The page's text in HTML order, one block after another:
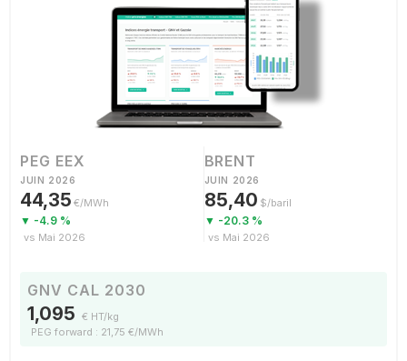
PEG EEX
JUIN 2026
44,35 €/MWh
▼ -4.9 %
vs Mai 2026
BRENT
JUIN 2026
85,40 $/baril
▼ -20.3 %
vs Mai 2026
GNV CAL 2030
1,095 € HT/kg
PEG forward : 21,75 €/MWh